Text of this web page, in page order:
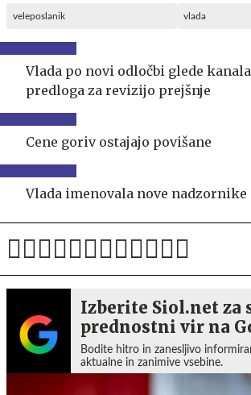
veleposlanik vlada
Vlada po novi odločbi glede
predloga za revizijo prejšnje
Cene goriv ostajajo povišane
Vlada imenovala nove nadzornike
Izberite Siol.net za
prednostni vir na
Bodite hitro in zanesljivo
aktualne in zanimive vsebine.